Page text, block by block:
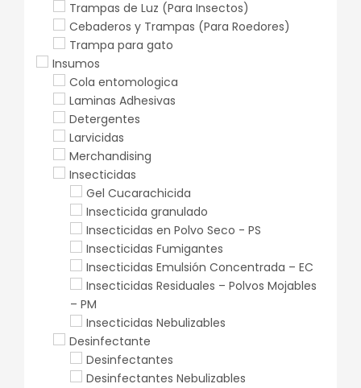
Trampas de Luz (Para Insectos)
Cebaderos y Trampas (Para Roedores)
Trampa para gato
Insumos
Cola entomologica
Laminas Adhesivas
Detergentes
Larvicidas
Merchandising
Insecticidas
Gel Cucarachicida
Insecticida granulado
Insecticidas en Polvo Seco - PS
Insecticidas Fumigantes
Insecticidas Emulsión Concentrada – EC
Insecticidas Residuales – Polvos Mojables
– PM
Insecticidas Nebulizables
Desinfectante
Desinfectantes
Desinfectantes Nebulizables